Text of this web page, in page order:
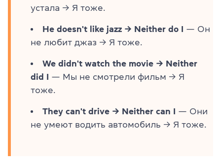
устала → Я тоже.
He doesn't like jazz → Neither do I
— Он
не любит джаз → Я тоже.
We didn't watch the movie → Neither
did I
— Мы не смотрели фильм → Я
тоже.
They can't drive → Neither can I
— Они
не умеют водить автомобиль → Я тоже.